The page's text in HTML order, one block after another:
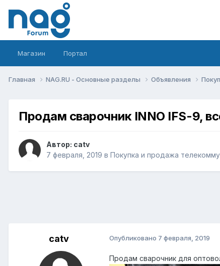
Магазин Портал
Главная NAG.RU - Основные разделы Объявления
Продам сварочник INNO IFS-9,
Автор: catv
7 февраля, 2019 в Покупка и продажа
catv Опубликовано 7 февраля, 2019
Продам сварочник для